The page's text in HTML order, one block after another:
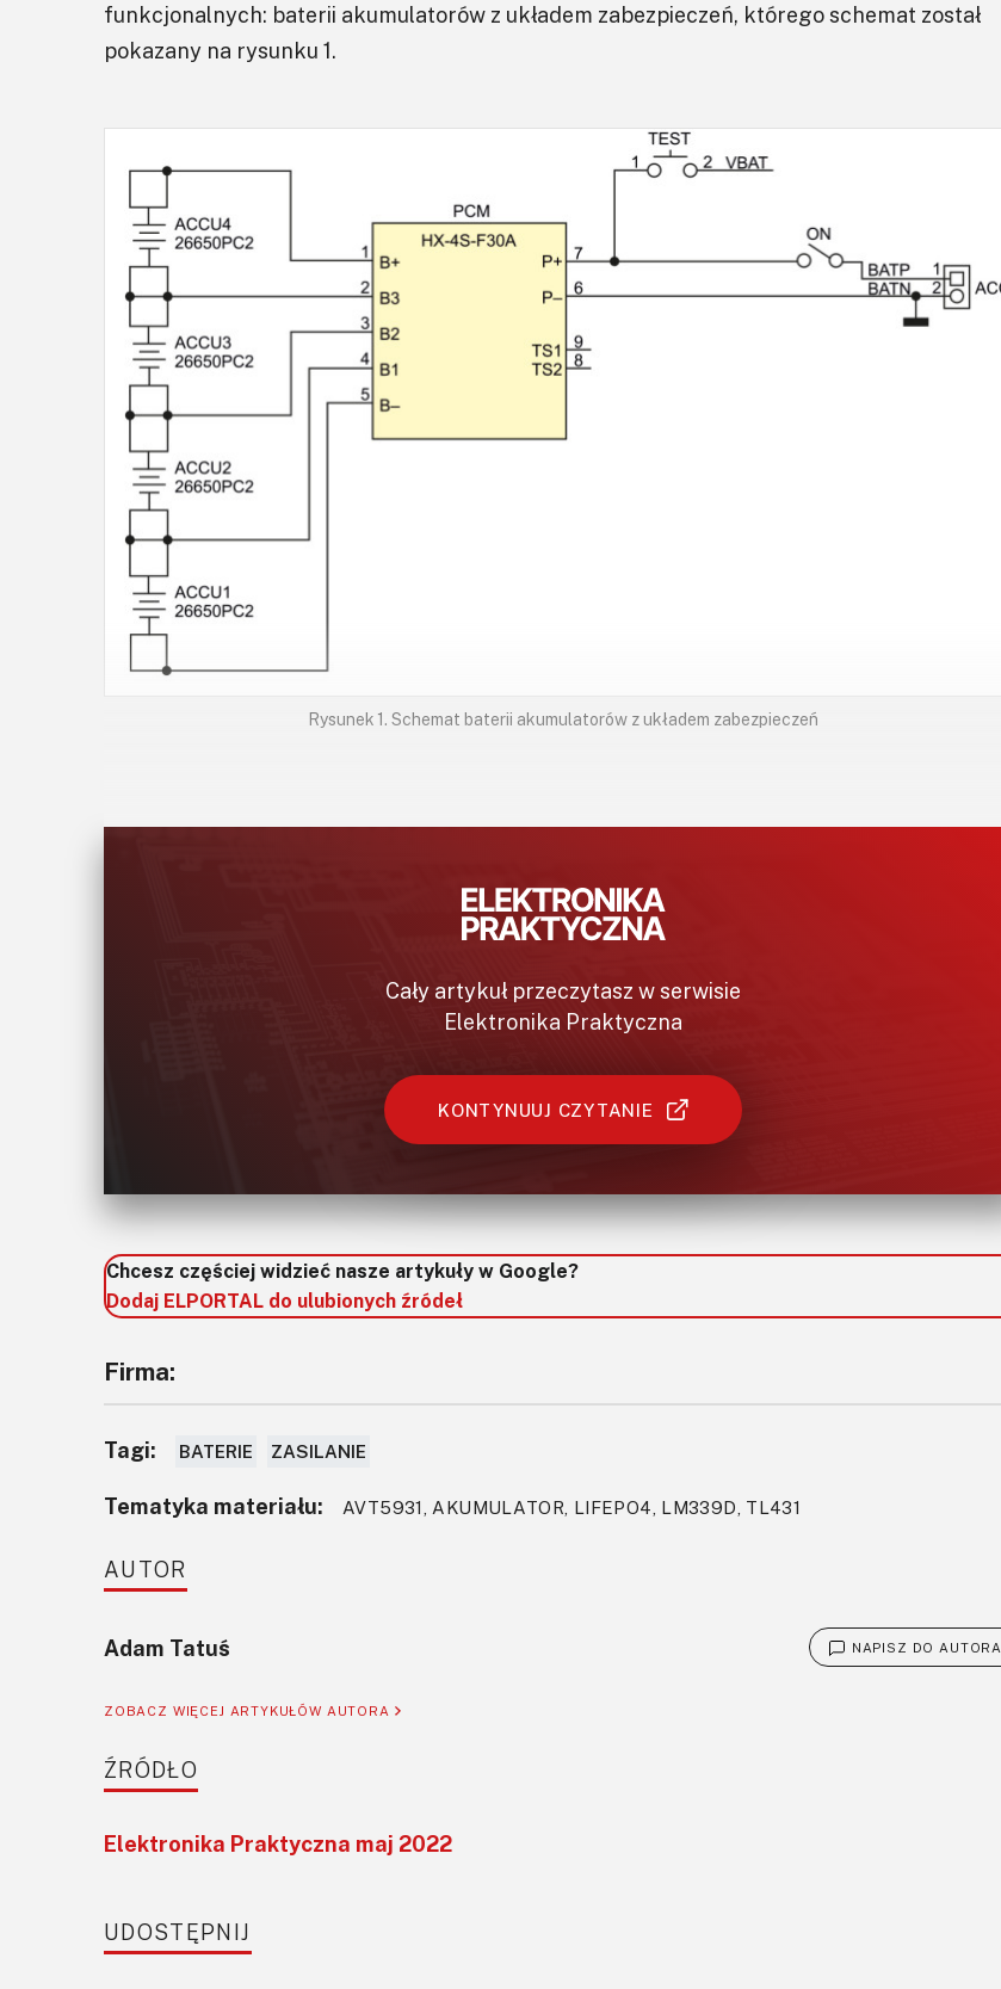
funkcjonalnych: baterii akumulatorów z układem zabezpieczeń, którego schemat został
pokazany na rysunku 1.
Rysunek 1. Schemat baterii akumulatorów z układem zabezpieczeń
Cały artykuł przeczytasz w serwisie
Elektronika Praktyczna
KONTYNUUJ CZYTANIE
Chcesz częściej widzieć nasze artykuły w Google?
Dodaj ELPORTAL do ulubionych źródeł
Firma:
Tagi: BATERIE ZASILANIE
Tematyka materiału: AVT5931, AKUMULATOR, LIFEPO4, LM339D, TL431
AUTOR
Adam Tatuś NAPISZ DO AUTORA
ZOBACZ WIĘCEJ ARTYKUŁÓW AUTORA
ŹRÓDŁO
Elektronika Praktyczna maj 2022
UDOSTĘPNIJ